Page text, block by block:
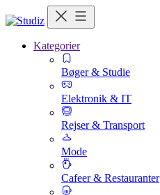
Kategorier
Bøger & Studie
Elektronik & IT
Rejser & Transport
Mode
Cafeer & Restauranter